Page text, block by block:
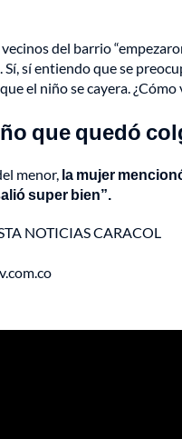
del barrio
sí entiendo que se
el niño se cayera.
que quedó
menor, la mujer
super bien”.
NOTICIAS CARACOL